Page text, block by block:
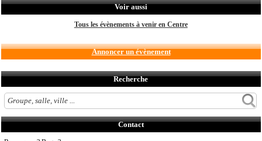
Voir aussi
Tous les évènements à venir en Centre
Annoncer un évènement
Recherche
Contact